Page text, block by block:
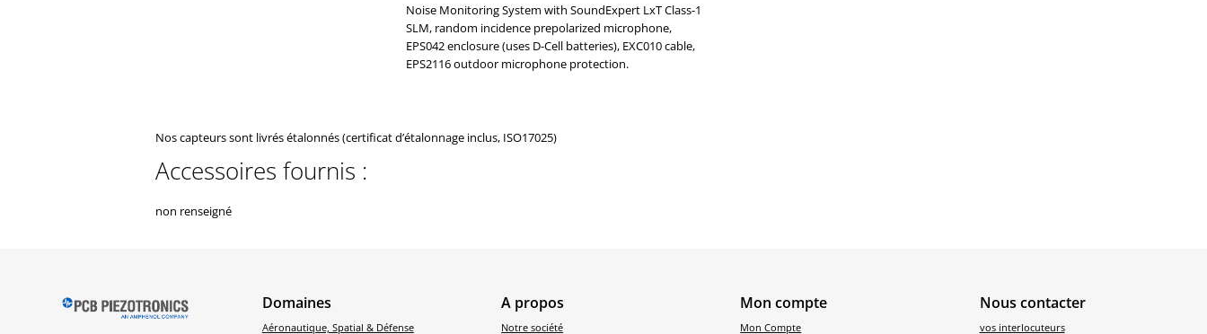
Noise Monitoring System with SoundExpert LxT Class-1
SLM, random incidence prepolarized microphone,
EPS042 enclosure (uses D-Cell batteries), EXC010 cable,
EPS2116 outdoor microphone protection.
Nos capteurs sont livrés étalonnés (certificat d’étalonnage inclus, ISO17025)
Accessoires fournis :
non renseigné
Domaines
Aéronautique, Spatial & Défense
A propos
Notre société
Mon compte
Mon Compte
Nous contacter
vos interlocuteurs